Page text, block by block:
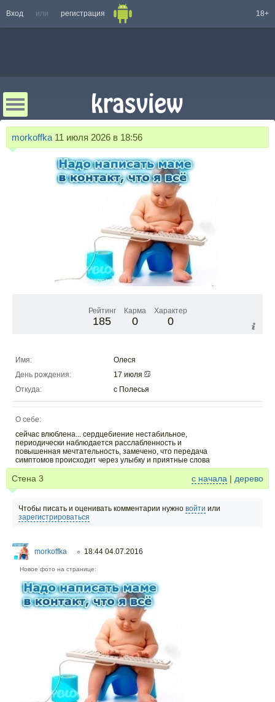
Вход или регистрация 18+
morkoffka 11 июля 2026 в 18:56
Рейтинг
185
Карма
0
Характер
0
Имя:
Олеся
День рождения:
17 июля
Откуда:
с Полесья
О себе:
сейчас влюблена... сердцебиение нестабильное,
периодически наблюдается расслабленность и
повышенная мечтательность, замечено, что передача
симптомов происходит через улыбку и приятные слова
Стена 3 с начала | дерево
Чтобы писать и оценивать комментарии нужно войти или
зарегистрироваться
morkoffka ○ 18:44 04.07.2016
Новое фото на странице: